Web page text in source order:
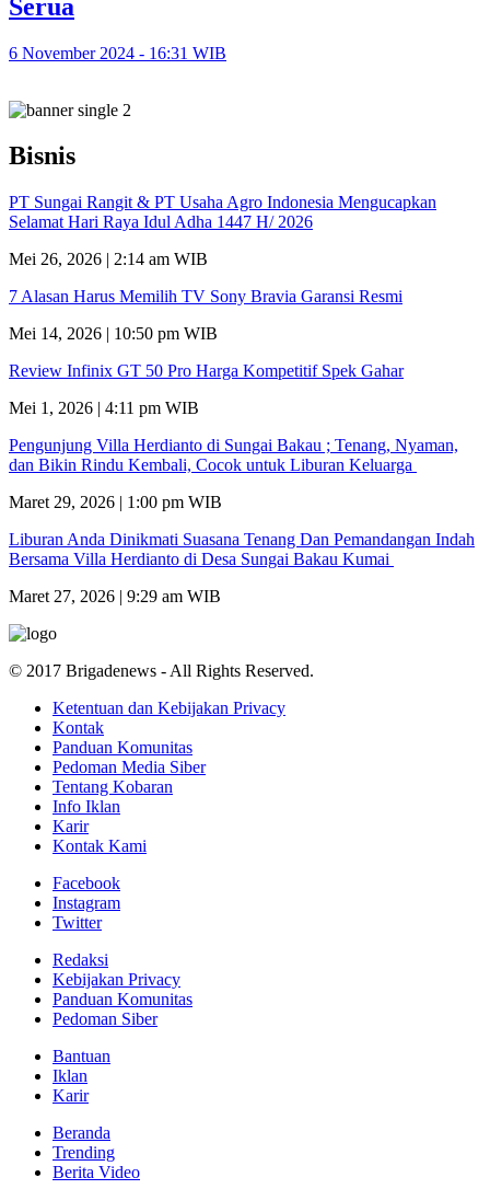
Serua
6 November 2024 - 16:31 WIB
Bisnis
PT Sungai Rangit & PT Usaha Agro Indonesia Mengucapkan
Selamat Hari Raya Idul Adha 1447 H/ 2026
Mei 26, 2026 | 2:14 am WIB
7 Alasan Harus Memilih TV Sony Bravia Garansi Resmi
Mei 14, 2026 | 10:50 pm WIB
Review Infinix GT 50 Pro Harga Kompetitif Spek Gahar
Mei 1, 2026 | 4:11 pm WIB
Pengunjung Villa Herdianto di Sungai Bakau ; Tenang, Nyaman,
dan Bikin Rindu Kembali, Cocok untuk Liburan Keluarga
Maret 29, 2026 | 1:00 pm WIB
Liburan Anda Dinikmati Suasana Tenang Dan Pemandangan Indah
Bersama Villa Herdianto di Desa Sungai Bakau Kumai
Maret 27, 2026 | 9:29 am WIB
© 2017 Brigadenews - All Rights Reserved.
Ketentuan dan Kebijakan Privacy
Kontak
Panduan Komunitas
Pedoman Media Siber
Tentang Kobaran
Info Iklan
Karir
Kontak Kami
Facebook
Instagram
Twitter
Redaksi
Kebijakan Privacy
Panduan Komunitas
Pedoman Siber
Bantuan
Iklan
Karir
Beranda
Trending
Berita Video